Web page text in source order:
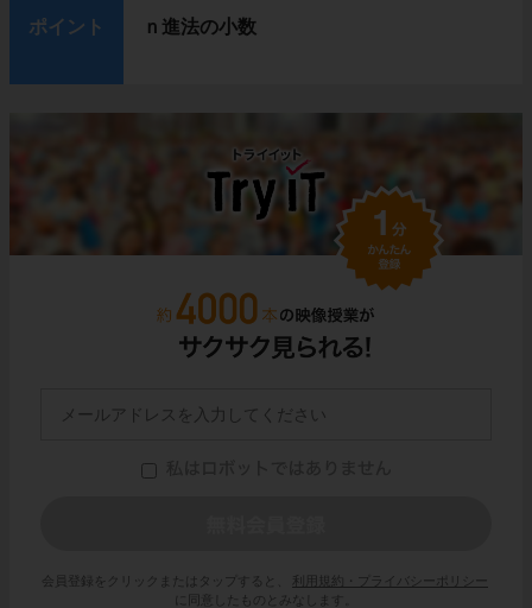
ポイント ｎ進法の小数
会員登録をクリックまたはタップすると、
利用規約・プライバシーポリシー
に同意したものとみなします。